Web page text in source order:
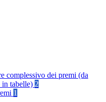
complessivo dei premi (da
in tabelle) 2
1